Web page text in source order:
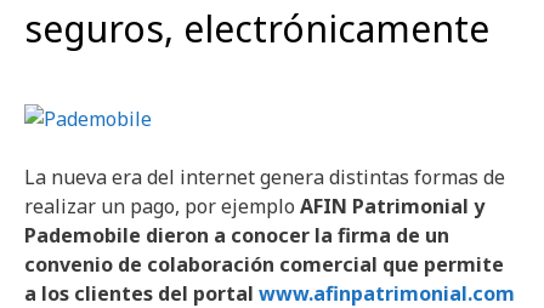
seguros, electrónicamente
La nueva era del internet genera distintas formas de
realizar un pago, por ejemplo AFIN Patrimonial y
Pademobile dieron a conocer la firma de un
convenio de colaboración comercial que permite
a los clientes del portal www.afinpatrimonial.com